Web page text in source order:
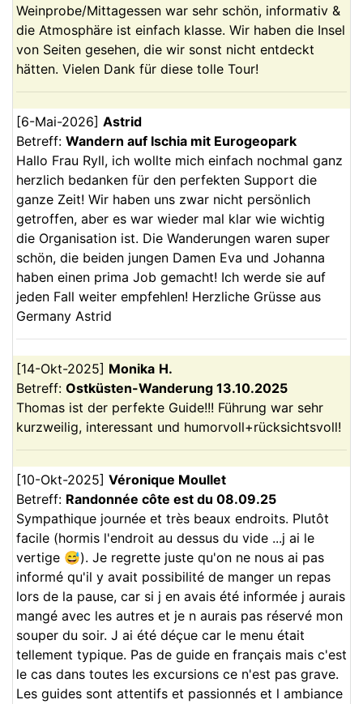
Weinprobe/Mittagessen war sehr schön, informativ &
die Atmosphäre ist einfach klasse. Wir haben die Insel
von Seiten gesehen, die wir sonst nicht entdeckt
hätten. Vielen Dank für diese tolle Tour!
[6-Mai-2026] Astrid
Betreff: Wandern auf Ischia mit Eurogeopark
Hallo Frau Ryll, ich wollte mich einfach nochmal ganz
herzlich bedanken für den perfekten Support die
ganze Zeit! Wir haben uns zwar nicht persönlich
getroffen, aber es war wieder mal klar wie wichtig
die Organisation ist. Die Wanderungen waren super
schön, die beiden jungen Damen Eva und Johanna
haben einen prima Job gemacht! Ich werde sie auf
jeden Fall weiter empfehlen! Herzliche Grüsse aus
Germany Astrid
[14-Okt-2025] Monika H.
Betreff: Ostküsten-Wanderung 13.10.2025
Thomas ist der perfekte Guide!!! Führung war sehr
kurzweilig, interessant und humorvoll+rücksichtsvoll!
[10-Okt-2025] Véronique Moullet
Betreff: Randonnée côte est du 08.09.25
Sympathique journée et très beaux endroits. Plutôt
facile (hormis l'endroit au dessus du vide ...j ai le
vertige 😅). Je regrette juste qu'on ne nous ai pas
informé qu'il y avait possibilité de manger un repas
lors de la pause, car si j en avais été informée j aurais
mangé avec les autres et je n aurais pas réservé mon
souper du soir. J ai été déçue car le menu était
tellement typique. Pas de guide en français mais c'est
le cas dans toutes les excursions ce n'est pas grave.
Les guides sont attentifs et passionnés et l ambiance